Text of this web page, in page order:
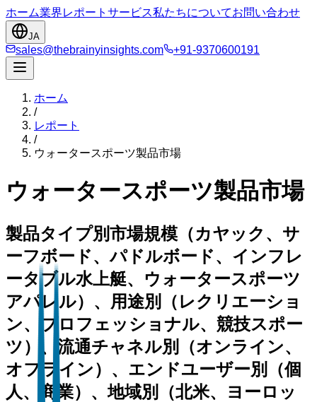
ホーム業界レポート サービス私たちについてお問い合わせ
JA
sales@thebrainyinsights.com +91-9370600191
ホーム
/
レポート
/
ウォータースポーツ製品市場
ウォータースポーツ製品市場
製品タイプ別市場規模（カヤック、サ
ーフボード、パドルボード、インフレ
ータブル水上艇、ウォータースポーツ
アパレル）、用途別（レクリエーショ
ン、プロフェッショナル、競技スポー
ツ）、流通チャネル別（オンライン、
オフライン）、エンドユーザー別（個
人、商業）、地域別（北米、ヨーロッ